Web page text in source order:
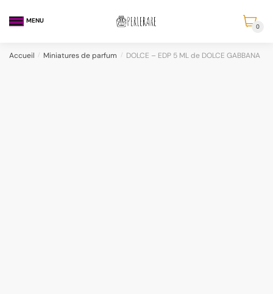
MENU
0
Accueil / Miniatures de parfum / DOLCE – EDP 5 ML de DOLCE GABBANA